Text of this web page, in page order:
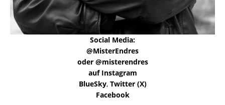
Social Media:
@MisterEndres
oder @misterendres
auf Instagram
BlueSky, Twitter (X)
Facebook